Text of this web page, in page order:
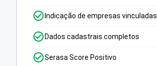
Indicação de empresas vinculadas
Dados cadastrais completos
Serasa Score Positivo